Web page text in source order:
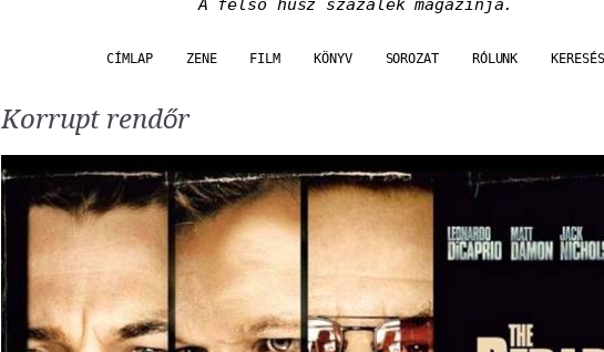
A felső húsz százalék magazinja.
CÍMLAP ZENE FILM KÖNYV SOROZAT RÓLUNK KERESÉS
Korrupt rendőr